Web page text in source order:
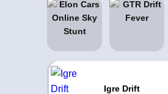
Igre Drift